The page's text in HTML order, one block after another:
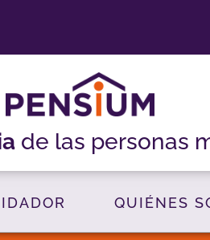
de las personas
QUIÉNES